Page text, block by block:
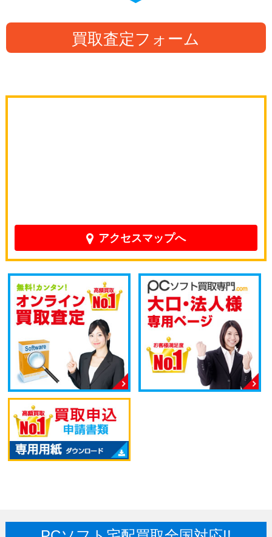
買取査定フォーム
アクセスマップへ